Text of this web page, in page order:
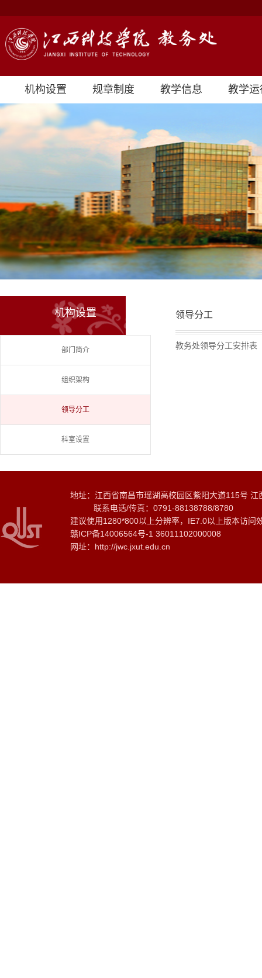
机构设置 规章制度 教学信息 教学运
机构设置
部门简介
组织架构
领导分工
科室设置
领导分工
教务处领导分工安排表
地址：江西省南昌市瑶湖高校园区紫阳大道115号
联系电话/传真：0791-88138788/8780
建议使用1280*800以上分辨率，IE7.0以上版本访问
赣ICP备14006564号-1 36011102000008
网址：http://jwc.jxut.edu.cn